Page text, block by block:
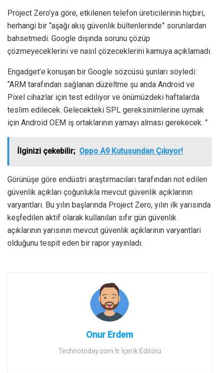
Project Zero’ya göre, etkilenen telefon üreticilerinin hiçbiri,
herhangi bir “aşağı akış güvenlik bültenlerinde” sorunlardan
bahsetmedi. Google dışında sorunu çözüp
çözmeyeceklerini ve nasıl çözeceklerini kamuya açıklamadı.
Engadget’e konuşan bir Google sözcüsü şunları söyledi:
“ARM tarafından sağlanan düzeltme şu anda Android ve
Pixel cihazlar için test ediliyor ve önümüzdeki haftalarda
teslim edilecek. Gelecekteki SPL gereksinimlerine uymak
için Android OEM iş ortaklarının yamayı alması gerekecek. ”
İlginizi çekebilir; Oppo A9 Kutusundan Çıkıyor!
Görünüşe göre endüstri araştırmacıları tarafından not edilen
güvenlik açıkları çoğunlukla mevcut güvenlik açıklarının
varyantları. Bu yılın başlarında Project Zero, yılın ilk yarısında
keşfedilen aktif olarak kullanılan sıfır gün güvenlik
açıklarının yarısının mevcut güvenlik açıklarının varyantları
olduğunu tespit eden bir rapor yayınladı.
Onur Erdem
Technotoday.com.tr İçerik Editörü